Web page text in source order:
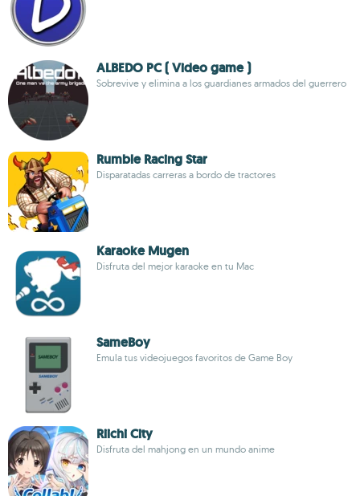
ALBEDO PC ( Video game )
Sobrevive y elimina a los guardianes armados del guerrero
Rumble Racing Star
Disparatadas carreras a bordo de tractores
Karaoke Mugen
Disfruta del mejor karaoke en tu Mac
SameBoy
Emula tus videojuegos favoritos de Game Boy
Riichi City
Disfruta del mahjong en un mundo anime